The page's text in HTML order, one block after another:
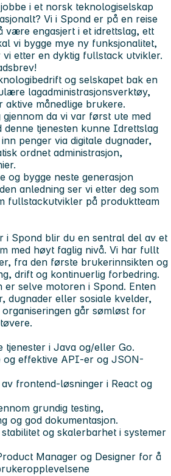
i et norsk teknologiselskap
Vi i Spond er på en reise
være engasjert i et idrettslag, ett
vi bygge mye ny funksjonalitet,
vi etter en dyktig fullstack utvikler.
og selskapet bak en
lagadministrasjonsverktøy,
aktive månedlige brukere.
da vi var først ute med
denne tjenesten kunne Idrettslag
penger via digitale dugnader,
ordnet administrasjon,
og bygge neste generasjon
anledning ser vi etter deg som
fullstackutvikler på produktteam
i Spond blir du en sentral del av et
med høyt faglig nivå. Vi har fullt
fra den første brukerinnsikten og
drift og kontinuerlig forbedring.
er selve motoren i Spond. Enten
dugnader eller sosiale kvelder,
går sømløst for
tjenester i Java og/eller Go.
effektive API-er og JSON-
frontend-løsninger i React og
grundig testing,
og god dokumentasjon.
og skalerbarhet i systemer
Manager og Designer for å